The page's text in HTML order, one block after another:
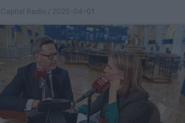
Capital Radio
/ 2025-04-01